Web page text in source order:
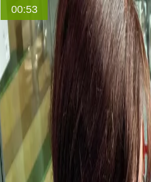
00:53